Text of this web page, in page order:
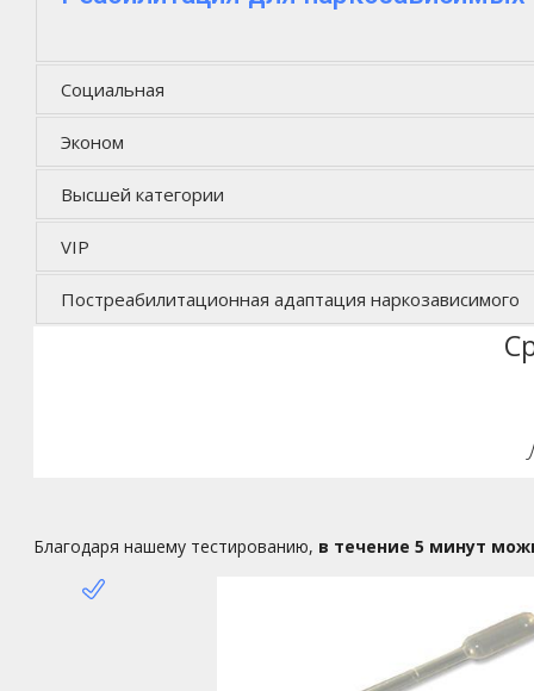
Социальная
Эконом
Высшей категории
VIP
Постреабилитационная адаптация наркозависимого
Благодаря нашему тестированию, в течение 5 минут